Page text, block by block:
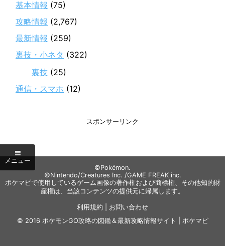
基本情報 (75)
攻略情報 (2,767)
最新情報 (259)
裏技・小ネタ (322)
裏技 (25)
通信・スマホ (12)
スポンサーリンク
©Pokémon.
©Nintendo/Creatures Inc. /GAME FREAK inc.
ポケマピで使用しているゲーム画像の著作権および商標権、その他知的財
産権は、当該コンテンツの提供元に帰属します。
利用規約
お問い合わせ
© 2016 ポケモンGO攻略の図鑑＆最新攻略情報サイト | ポケマピ